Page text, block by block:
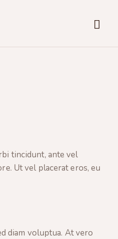
tincidunt, ante vel
Ut vel placerat eros, eu
diam voluptua. At vero